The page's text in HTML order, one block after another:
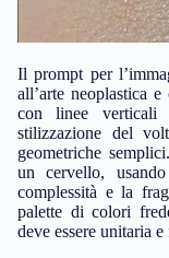
Il prompt per
all’arte neoplastica
con linee verticali
stilizzazione del
geometriche
un cervello,
complessità e la
palette di colori
deve essere unitaria